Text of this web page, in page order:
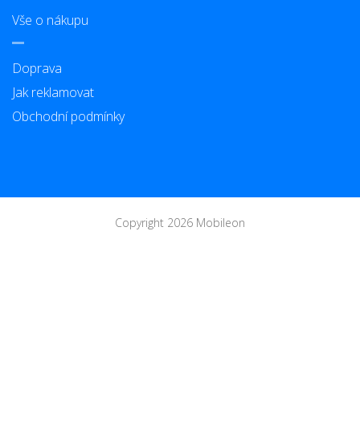
Vše o nákupu
Doprava
Jak reklamovat
Obchodní podmínky
Copyright 2026 Mobileon